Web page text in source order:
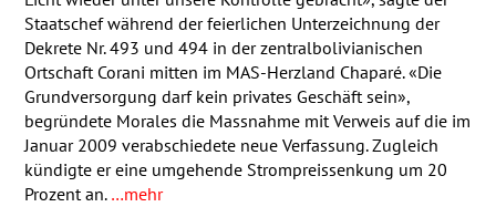
Staatschef während der feierlichen Unterzeichnung der
Dekrete Nr. 493 und 494 in der zentralbolivianischen
Ortschaft Corani mitten im MAS-Herzland Chaparé. «Die
Grundversorgung darf kein privates Geschäft sein»,
begründete Morales die Massnahme mit Verweis auf die im
Januar 2009 verabschiedete neue Verfassung. Zugleich
kündigte er eine umgehende Strompreissenkung um 20
Prozent an. …mehr